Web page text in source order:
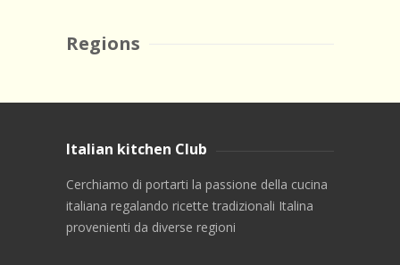
Regions
Italian kitchen Club
Cerchiamo di portarti la passione della cucina
italiana regalando ricette tradizionali Italina
provenienti da diverse regioni